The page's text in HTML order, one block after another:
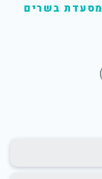
מסעדת בשרים